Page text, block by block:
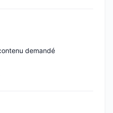
demandé